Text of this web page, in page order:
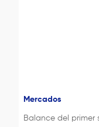
Mercados
Balance del primer